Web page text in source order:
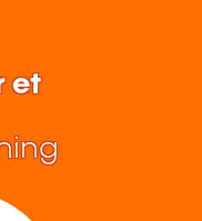
et